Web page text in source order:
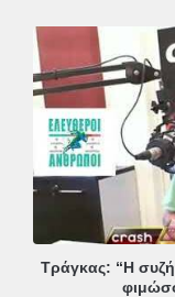
Τράγκας: “Η